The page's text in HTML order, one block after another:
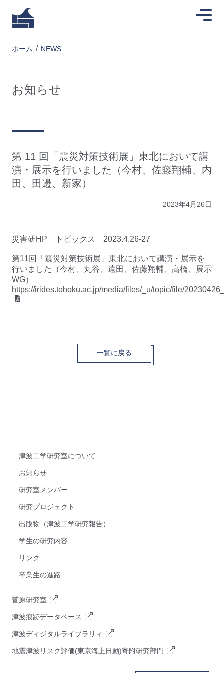
ホーム NEWS
お知らせ
第 11 回「震災対策技術展」東北において講
演・展示を行いました（今村、佐藤翔輔、内
田、田邊、新家）
2023年4月26日
災害研HP トピックス 2023.4.26-27
第11回「震災対策技術展」東北において講演・展示を
行いました（今村、丸谷、遠田、佐藤翔輔、高橋、展示
WG）
https://irides.tohoku.ac.jp/media/files/_u/topic/file/
一覧に戻る
津波工学研究室について
お知らせ
研究室メンバー
研究プロジェクト
出版物（津波工学研究報告）
学生の研究内容
リンク
卒業生の進路
菅原研究室
津波痕跡データベース
津波ディジタルライブラリィ
地震津波リスク評価(東京海上日動)寄附研究部門